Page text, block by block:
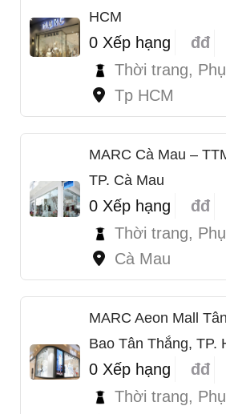
HCM
0 Xếp hạng
đđ
Thời trang,
Tp HCM
MARC Cà Mau –
TP. Cà Mau
0 Xếp hạng
đđ
Thời trang,
Cà Mau
MARC Aeon Mall
Bao Tân Thắng, TP.
0 Xếp hạng
đđ
Thời trang,